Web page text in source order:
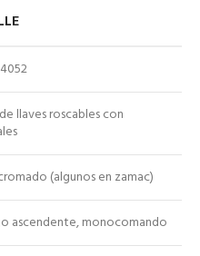
llaves roscables con
(algunos en zamac)
ascendente, monocomando